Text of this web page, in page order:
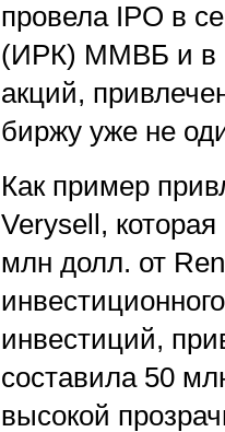
провела IPO в
(ИРК) ММВБ и в
акций,
биржу уже не
Как пример
Verysell,
млн долл. от
инвестиций,
составила 50
высокой